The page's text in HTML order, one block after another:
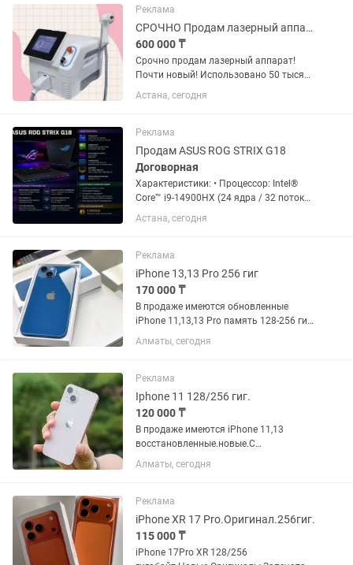
Пишите на .
Реклама
СРОЧНО Продам лазерный аппарат!
600 000 ₸
Срочно продам лазерный аппарат!
Почти новый! Использовано 50 тысяч
вспышек из предложенных 20
миллионов!!! В хорошем качестве,
отдам за 550 тысяч!!!
Астана, сегодня
Реклама
Продам ASUS ROG STRIX G18
Договорная
Характеристики: • Процессор: Intel®️
Core™️ i9-14900HX (24 ядра / 32 потока,
до 5.8 ГГц) • Видеокарта: NVIDIA
GeForce RTX 5070 8 ГБ GDDR7 •
Накопитель: SSD NVMe 1 ТБ...
Астана, сегодня
Реклама
iPhone 13,13 Pro 256 гиг
170 000 ₸
В продаже имеются обновленные
iPhone 11,13,13 Pro память 128-256 гиг
.Новые.Запечатанные.Оригинал.С
Гарантией Имееться рассрочка Каспи
сумме. Доставка по Всему...
Алматы, сегодня
Реклама
Iphone 11 128/256 гиг.
120 000 ₸
В продаже имеются iPhone 11,13
восстановленные.новые.С
гарантией.запечатанные.При покупке
Адаптер в подарок.
Алматы, сегодня
Реклама
iPhone XR 17 Pro.Оригинал.256гиг.
115 000 ₸
iPhone 17Pro XR 128/256